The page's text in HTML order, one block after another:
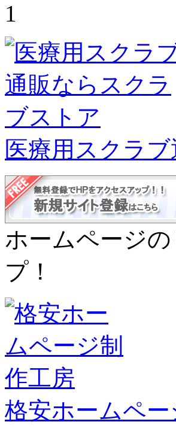
1
医療用スクラ
ホームページ
プ！
格安ホームペ